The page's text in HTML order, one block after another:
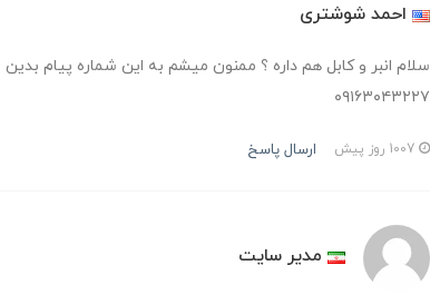
احمد شوشتری
سلام انبر و کابل هم داره ؟ ممنون میشم به این شماره پیام بدین
۰۹۱۶۳۰۴۳۲۲۷
ارسال پاسخ
مدیر سایت